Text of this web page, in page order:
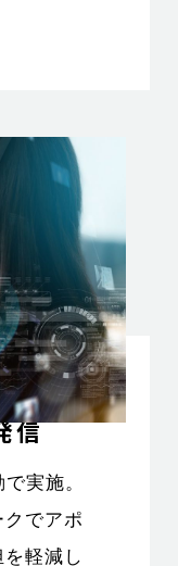
信
実施。
でアポ
軽減し